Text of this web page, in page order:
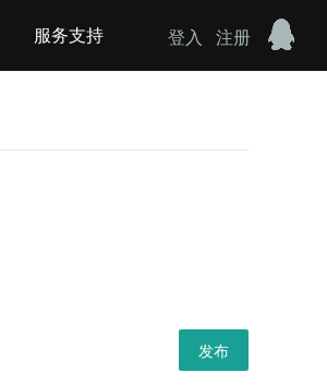
服务支持 登入 注册
发布